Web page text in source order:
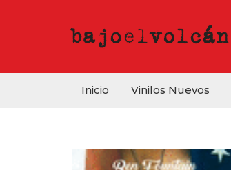
Inicio Vinilos Nuevos